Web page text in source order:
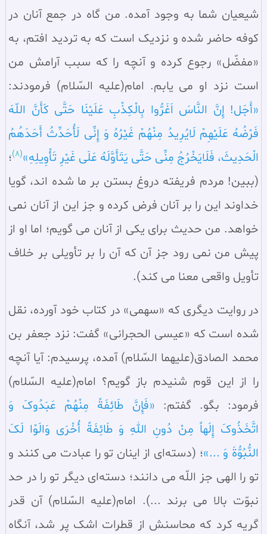
شیعیان شما به وجود آمده. من گاه در جمع آنان در
کوفه حاضر شده و نزدیک است که به تردید افتم، به
«مفضّل» رجوع کرده و آنچه را که سبب آرامش من
است نزد او می‌ یابم. امام(علیه السّلام) فرمودند:
«أَجَل! إِنَّ النَّاسَ اَغَرُّوا بِالْکِذْبِ عَلَیْنَا حَتَّی کَأَنَّ اللّهَ
فَرْضُهُ عَلَیْهِمْ لَایُرِیدُ مِنْهُمْ غَیْرُهُ وَ إِنِّی لَأُحَدِّثُ أَحَدَهُمُ
الْحَدِیثَ، فَلَایَخْرُجُ مِنِّی حَتَّی یَتَأَوَّلَهُ عَلَی غَیْرِ تَأْوِیلِهِ»(8)
؛
(ببین! مردم فریفته دروغ بستن بر ما شده‌ اند، گویا
خداوند این را بر آنان فرض کرده و جز این از آنان نمی‌
خواهد. من حدیث برای یکی از آنان می‌ گویم؛ اما او از
پیش من نمی‌ رود جز آن که آن را بر تأویلی بر خلاف
تأویل واقعی معنا می‌ کند).
در روایت دیگری که «سهمی» در کتاب خود آورده، نقل
شده است که «عیسی الحجرانی» گفت: نزد جعفر بن
محمد الصادق(علیهما السّلام) آمده، پرسیدم: آیا آنچه
را از این قوم شنیدم باز گویم؟ امام(علیه السّلام)
فرمود: بگو. گفتم: «فَإِنَّ طَائِفَةً مِنْهُمْ عَبَدُوکَ وَ
اتَّخَذُوکَ إِلَهاً مِنْ دُونِ اللهِ وَ طَائِفَةً أُخْرَی وَالَوْا لَکَ
النُّبُوُّةَ وَ ...»؛ (دسته‌ای از اینان تو را عبادت می‌ کنند و
تو را الهی جز اللّه می‌ دانند؛ دسته‌ای دیگر تو را در حد
نبوّت بالا می‌ برند ...). امام(علیه السّلام) آن قدر
گریه کرد که محاسنش از قطرات اشک پر شد، آنگاه